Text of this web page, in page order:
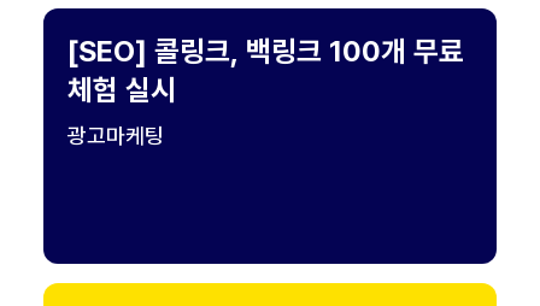
[SEO] 콜링크, 백링크 100개 무료
체험 실시
광고마케팅